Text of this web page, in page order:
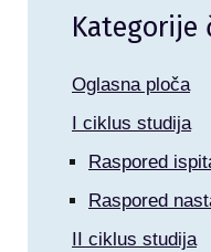
Kategorije
Oglasna ploča
I ciklus studija
Raspored
Raspored
II ciklus studija